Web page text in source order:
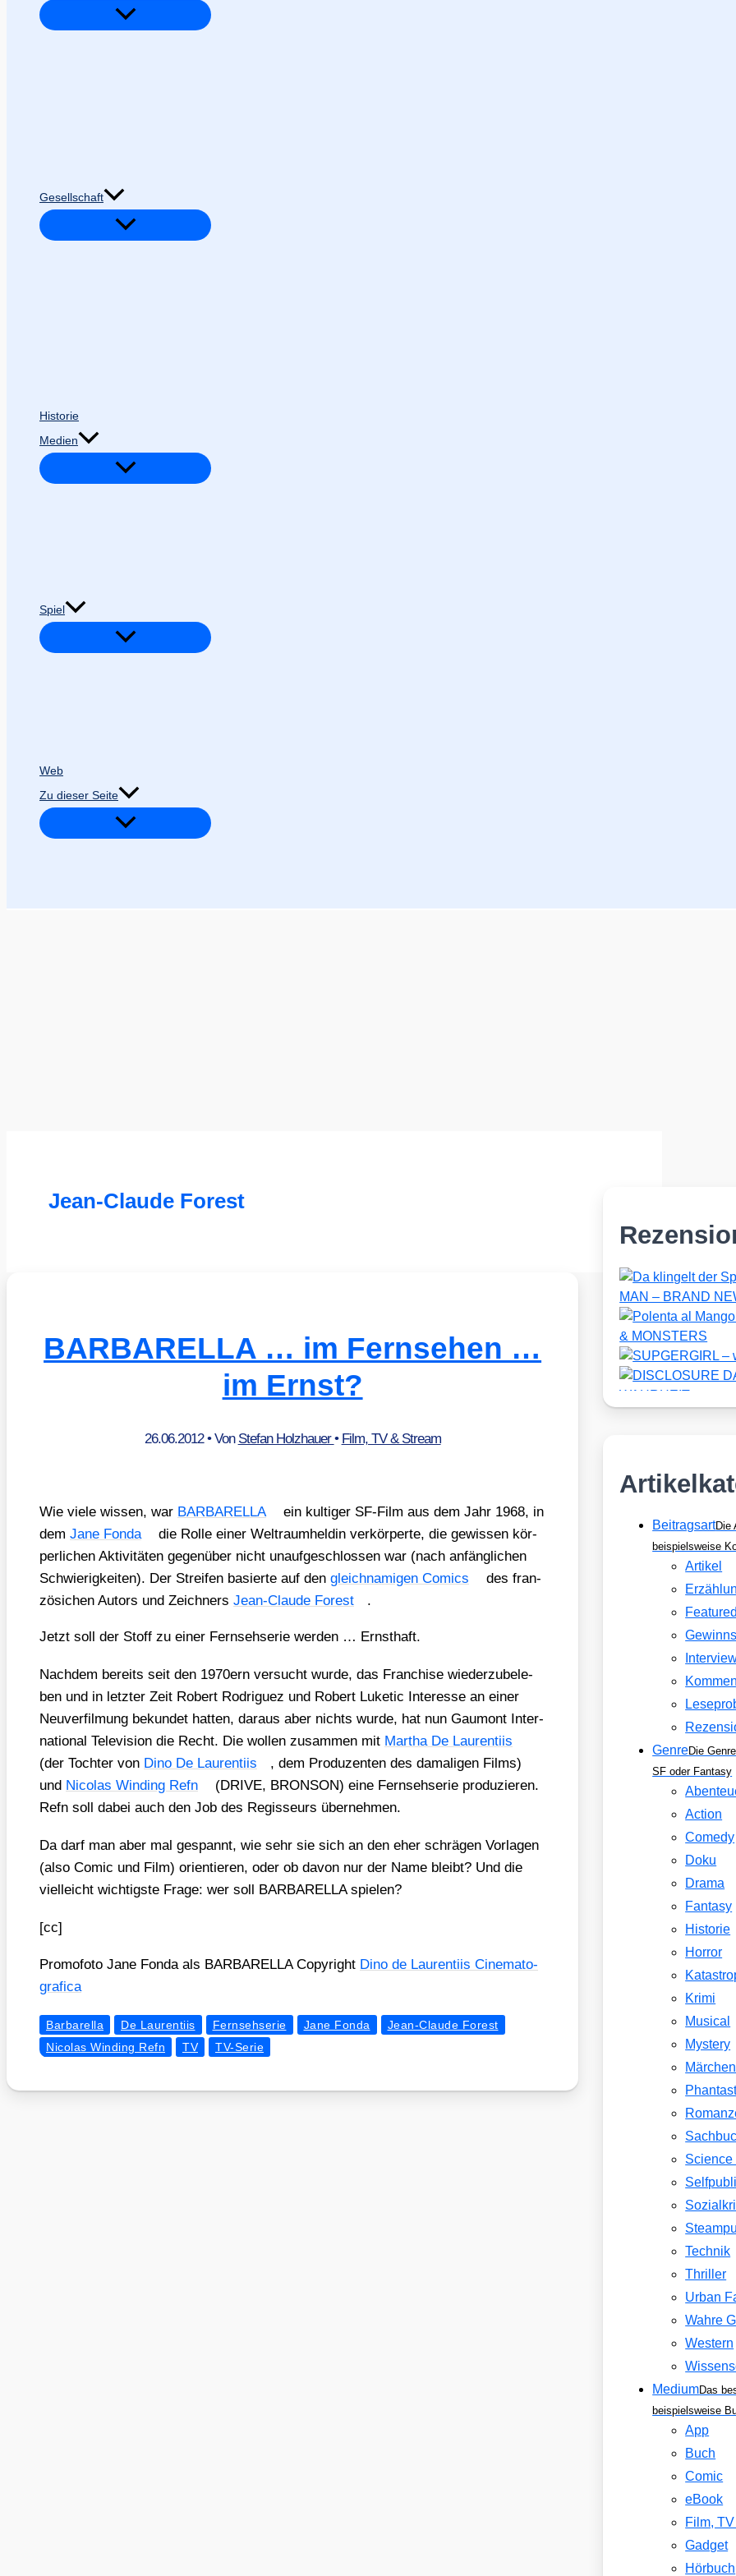
Gesellschaft
Historie
Medien
Spiel
Web
Zu dieser Seite
Jean-Claude Forest
BARBARELLA … im Fernsehen …
im Ernst?
26.06.2012• Von Stefan Holzhauer• Film, TV & Stream
Wie vie­le wis­sen, war BARBARELLA
ein kul­ti­ger SF-Film aus dem Jahr 1968, in
dem Jane Fon­da
die Rol­le einer Welt­raum­hel­din ver­kör­per­te, die gewis­sen kör­
per­li­chen Akti­vi­tä­ten gegen­über nicht unauf­ge­schlos­sen war (nach anfäng­li­chen
Schwie­rig­kei­ten). Der Strei­fen basier­te auf den gleich­na­mi­gen Comics
des fran­
zö­si­chen Autors und Zeich­ners Jean-Clau­de Forest .
Jetzt soll der Stoff zu einer Fern­seh­se­rie wer­den … Ernst­haft.
Nach­dem bereits seit den 1970ern ver­sucht wur­de, das Fran­chise wie­der­zu­be­le­
ben und in letz­ter Zeit Robert Rodri­guez und Robert Luke­tic Inter­es­se an einer
Neu­ver­fil­mung bekun­det hat­ten, dar­aus aber nichts wur­de, hat nun Gau­mont Inter­
na­tio­nal Tele­vi­si­on die Recht. Die wol­len zusam­men mit Mar­tha De Lau­ren­ti­is
(der Toch­ter von Dino De Lau­ren­ti­is
, dem Pro­du­zen­ten des dama­li­gen Films)
und Nico­las Win­ding Refn
(DRIVE, BRONSON) eine Fern­seh­se­rie pro­du­zie­ren.
Refn soll dabei auch den Job des Regis­seurs über­neh­men.
Da darf man aber mal gespannt, wie sehr sie sich an den eher schrä­gen Vor­la­gen
(also Comic und Film) ori­en­tie­ren, oder ob davon nur der Name bleibt? Und die
viel­leicht wich­tigs­te Fra­ge: wer soll BARBARELLA spie­len?
[cc]
Pro­mo­fo­to Jane Fon­da als BARBARELLA Copy­right Dino de Lau­ren­ti­is Cine­ma­to­
gra­fi­ca
Barbarella De Laurentiis Fernsehserie Jane Fonda
Jean-Claude Forest
Nicolas Winding Refn
TV TV-Serie
BeitragsartDie
beispielsweise
Artikel
GenreDie
SF oder Fantasy
Action
Comedy
Doku
Drama
Fantasy
Historie
Horror
Krimi
Musical
Mystery
Märchen
Science
Technik
Thriller
Urban
Wahre
Western
MediumDas
beispielsweise
App
Buch
Comic
eBook
Film,
Gadget
Hörbuch